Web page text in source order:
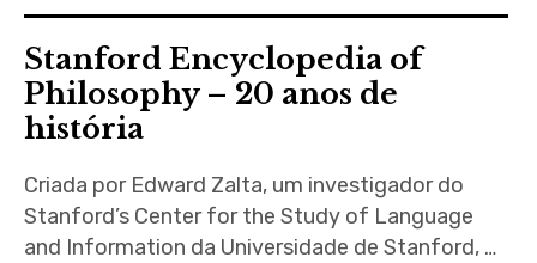
Stanford Encyclopedia of
Philosophy – 20 anos de
história
Criada por Edward Zalta, um investigador do
Stanford’s Center for the Study of Language
and Information da Universidade de Stanford, …